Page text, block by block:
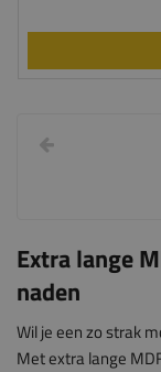
Extra lange
naden
Wil je een zo strak
Met extra lange